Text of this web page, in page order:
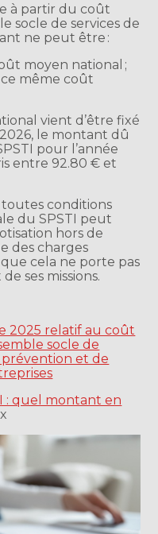
à partir du coût
socle de services de
ne peut être :
moyen national ;
ce même coût
vient d’être fixé
2026, le montant dû
pour l’année
entre 92.80 € et
conditions
du SPSTI peut
hors de
des charges
cela ne porte pas
ses missions.
2025 relatif au coût
socle de
prévention et de
: quel montant en